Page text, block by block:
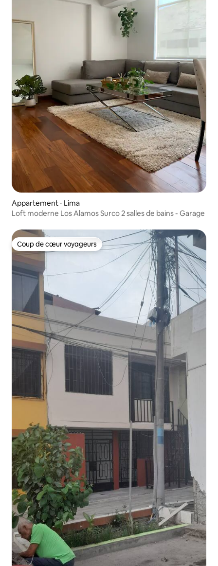
Appartement ⋅ Lima
Loft moderne Los Alamos Surco 2 salles de bains - Garage
Coup de cœur voyageurs
Coup de cœur voyageurs